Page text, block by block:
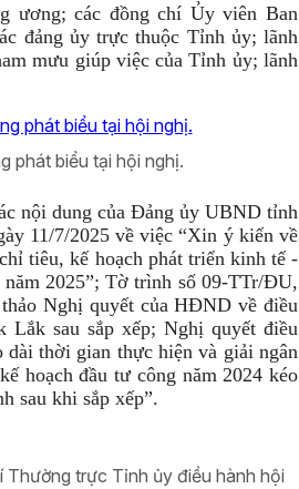
ương; các đồng chí Ủy viên Ban
đảng ủy trực thuộc Tỉnh ủy; lãnh
mưu giúp việc của Tỉnh ủy; lãnh
phát biểu tại hội nghị.
nội dung của Đảng ủy UBND tỉnh
11/7/2025 về việc “Xin ý kiến về
tiêu, kế hoạch phát triển kinh tế -
2025”; Tờ trình số 09-TTr/ĐU,
Nghị quyết của HĐND về điều
sau sắp xếp; Nghị quyết điều
dài thời gian thực hiện và giải ngân
hoạch đầu tư công năm 2024 kéo
sau khi sắp xếp”.
trực Tỉnh ủy điều hành hội